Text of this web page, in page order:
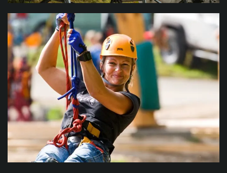
TOR BOBSLEJOWY
Całoroczna zabawa na 900 metrach dla dzieci i
dorosłych
Więcej informacji